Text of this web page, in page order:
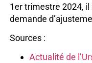
1er trimestre 2024,
demande
Sources :
Actualité de